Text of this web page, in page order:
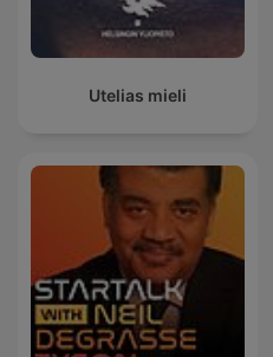
Utelias mieli